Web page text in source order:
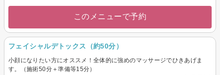
このメニューで予約
フェイシャルデトックス（約50分）
小顔になりたい方にオススメ！全体的に強めのマッサージでひきあげま
す。（施術50分＋準備等15分）